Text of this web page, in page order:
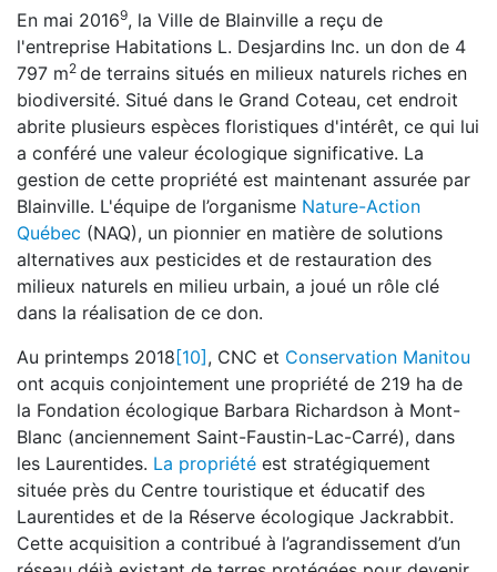
En mai 20169, la Ville de Blainville a reçu de
l'entreprise Habitations L. Desjardins Inc. un don de 4
797 m2 de terrains situés en milieux naturels riches en
biodiversité. Situé dans le Grand Coteau, cet endroit
abrite plusieurs espèces floristiques d'intérêt, ce qui lui
a conféré une valeur écologique significative. La
gestion de cette propriété est maintenant assurée par
Blainville. L'équipe de l’organisme Nature-Action
Québec (NAQ), un pionnier en matière de solutions
alternatives aux pesticides et de restauration des
milieux naturels en milieu urbain, a joué un rôle clé
dans la réalisation de ce don.
Au printemps 2018 [10] , CNC et Conservation Manitou
ont acquis conjointement une propriété de 219 ha de
la Fondation écologique Barbara Richardson à Mont-
Blanc (anciennement Saint-Faustin-Lac-Carré), dans
les Laurentides. La propriété est stratégiquement
située près du Centre touristique et éducatif des
Laurentides et de la Réserve écologique Jackrabbit.
Cette acquisition a contribué à l’agrandissement d’un